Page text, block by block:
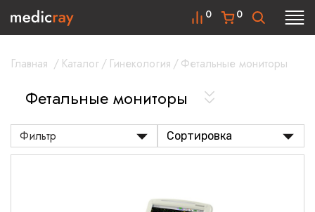
0
0
Главная / Каталог/ Гинекология /Фетальные мониторы
Фетальные мониторы
Фильтр Сортировка